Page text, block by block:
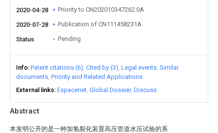
Abstract
本发明公开的是一种加氢裂化装置高压管道水压试验的系
2020-04-28
Priority to CN202010347262.0A
2020-07-28 Publication of CN111458231A
Status Pending
Info Patent citations (6) Cited by (3) Legal events Similar
documents Priority and Related Applications
External links Espacenet Global Dossier Discuss